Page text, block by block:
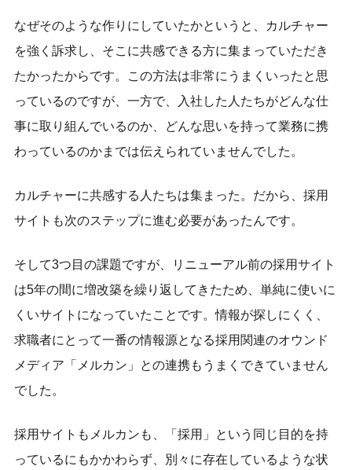
なぜそのような作りにしていたかというと、カルチャー
を強く訴求し、そこに共感できる方に集まっていただき
たかったからです。この方法は非常にうまくいったと思
っているのですが、一方で、入社した人たちがどんな仕
事に取り組んでいるのか、どんな思いを持って業務に携
わっているのかまでは伝えられていませんでした。
カルチャーに共感する人たちは集まった。だから、採用
サイトも次のステップに進む必要があったんです。
そして3つ目の課題ですが、リニューアル前の採用サイト
は5年の間に増改築を繰り返してきたため、単純に使いに
くいサイトになっていたことです。情報が探しにくく、
求職者にとって一番の情報源となる採用関連のオウンド
メディア「メルカン」との連携もうまくできていません
でした。
採用サイトもメルカンも、「採用」という同じ目的を持
っているにもかかわらず、別々に存在しているような状